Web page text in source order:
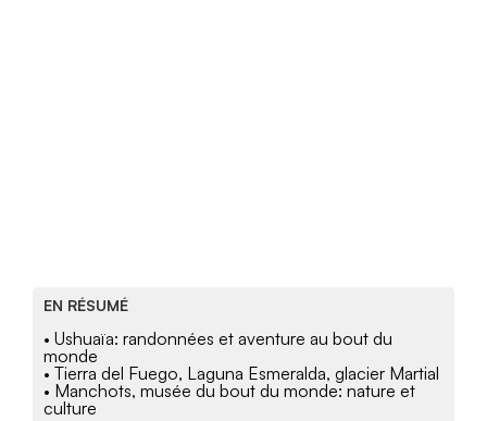
EN RÉSUMÉ
• Ushuaïa: randonnées et aventure au bout du
monde
• Tierra del Fuego, Laguna Esmeralda, glacier Martial
• Manchots, musée du bout du monde: nature et
culture